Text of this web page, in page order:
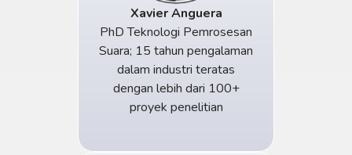
Xavier Anguera
PhD Teknologi Pemrosesan
Suara; 15 tahun pengalaman
dalam industri teratas
dengan lebih dari 100+
proyek penelitian